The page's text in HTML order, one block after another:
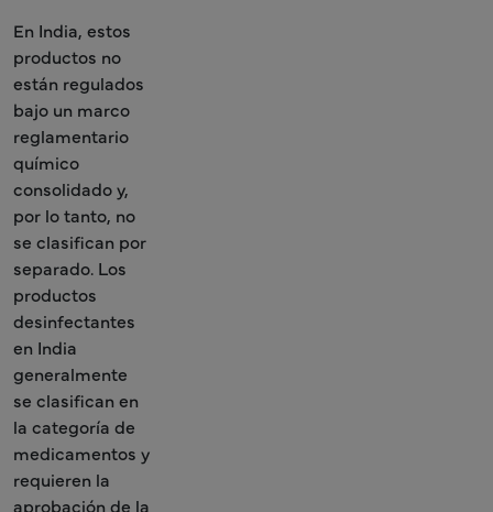
En India, estos
productos no
están regulados
bajo un marco
reglamentario
químico
consolidado y,
por lo tanto, no
se clasifican por
separado. Los
productos
desinfectantes
en India
generalmente
se clasifican en
la categoría de
medicamentos y
requieren la
aprobación de la